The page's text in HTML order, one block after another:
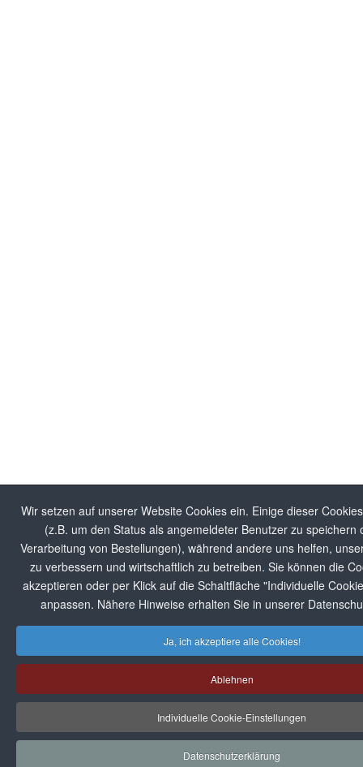
Wir setzen auf unserer Website Cookies ein. Einige dieser
(z.B. um den Status als angemeldeter Benutzer zu speichern
Verarbeitung von Bestellungen), während andere uns helfen,
zu verbessern und wirtschaftlich zu betreiben. Sie können die
akzeptieren oder per Klick auf die Schaltfläche "Individuelle
anpassen. Nähere Hinweise erhalten Sie in unserer
Ja, ich akzeptiere alle Cookies!
Ablehnen
Individuelle Cookie-Einstellungen
Datenschutzerklärung